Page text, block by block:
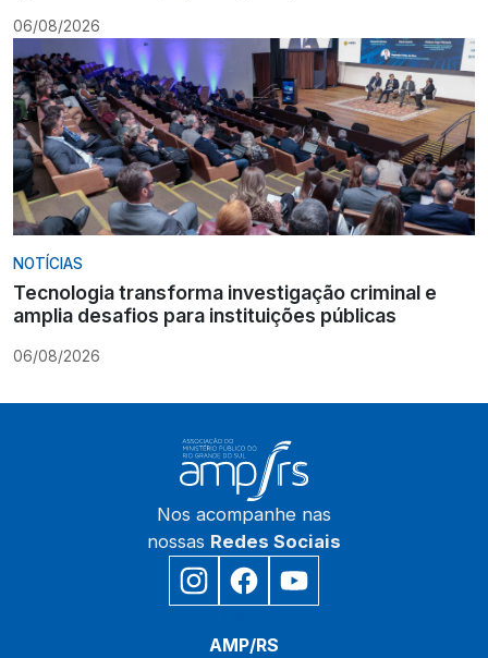
06/08/2026
NOTÍCIAS
Tecnologia transforma investigação criminal e
amplia desafios para instituições públicas
06/08/2026
Nos acompanhe nas
nossas Redes Sociais
AMP/RS